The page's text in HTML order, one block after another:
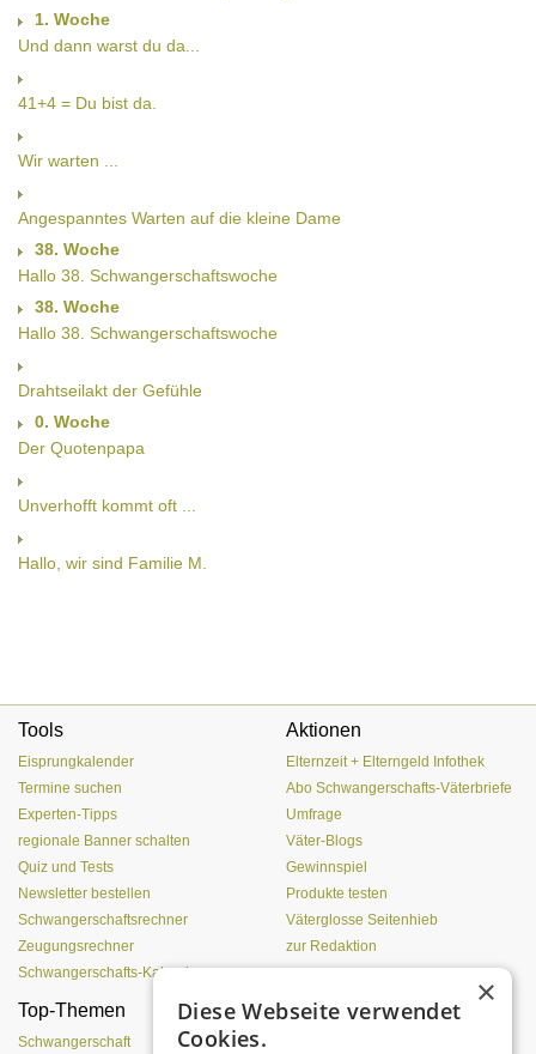
1. Woche
Und dann warst du da...
41+4 = Du bist da.
Wir warten ...
Angespanntes Warten auf die kleine Dame
38. Woche
Hallo 38. Schwangerschaftswoche
38. Woche
Hallo 38. Schwangerschaftswoche
Drahtseilakt der Gefühle
0. Woche
Der Quotenpapa
Unverhofft kommt oft ...
Hallo, wir sind Familie M.
Tools
Eisprungkalender
Termine suchen
Experten-Tipps
regionale Banner schalten
Quiz und Tests
Newsletter bestellen
Schwangerschaftsrechner
Zeugungsrechner
Schwangerschafts-Kalender
Aktionen
Elternzeit + Elterngeld Infothek
Abo Schwangerschafts-Väterbriefe
Umfrage
Väter-Blogs
Gewinnspiel
Produkte testen
Väterglosse Seitenhieb
zur Redaktion
Top-Themen
Schwangerschaft
Einen Lehmofen
×
Diese Webseite verwendet
Cookies.